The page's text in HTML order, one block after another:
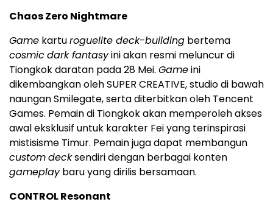
Chaos Zero Nightmare
Game karturoguelite deck-building bertema
cosmicdark fantasyini akan resmi meluncur di
Tiongkok daratan pada 28 Mei. Gameini
dikembangkan oleh SUPER CREATIVE, studio di bawah
naungan Smilegate, serta diterbitkan oleh Tencent
Games. Pemain di Tiongkok akan memperoleh akses
awal eksklusif untuk karakter Fei yang terinspirasi
mistisisme Timur. Pemain juga dapat membangun
customdecksendiri dengan berbagai konten
gameplaybaru yang dirilis bersamaan.
CONTROL Resonant